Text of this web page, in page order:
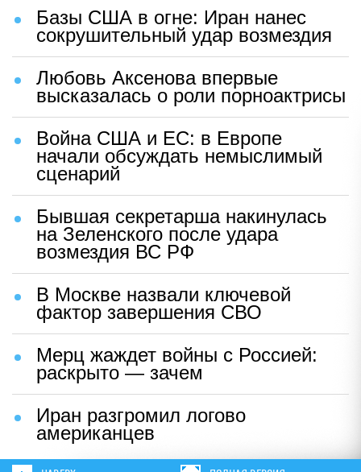
Базы США в огне: Иран нанес
сокрушительный удар возмездия
Любовь Аксенова впервые
высказалась о роли порноактрисы
Война США и ЕС: в Европе
начали обсуждать немыслимый
сценарий
Бывшая секретарша накинулась
на Зеленского после удара
возмездия ВС РФ
В Москве назвали ключевой
фактор завершения СВО
Мерц жаждет войны с Россией:
раскрыто — зачем
Иран разгромил логово
американцев